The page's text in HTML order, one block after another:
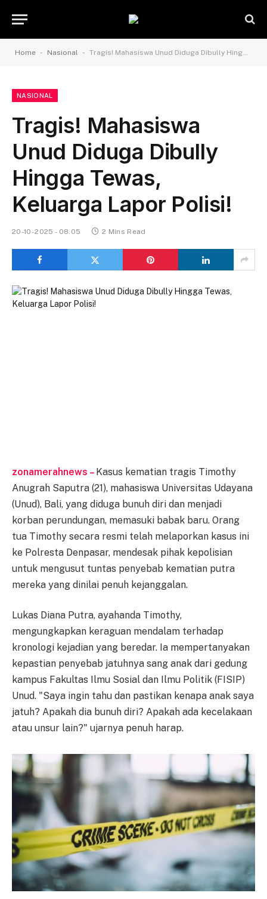
Home - Nasional - Tragis! Mahasiswa Unud Diduga Dibully Hingga Tewas, Keluarga Lapor Polisi!
NASIONAL
Tragis! Mahasiswa
Unud Diduga Dibully
Hingga Tewas,
Keluarga Lapor Polisi!
20-10-2025 - 08.05 2 Mins Read
zonamerahnews – Kasus kematian tragis Timothy
Anugrah Saputra (21), mahasiswa Universitas Udayana
(Unud), Bali, yang diduga bunuh diri dan menjadi
korban perundungan, memasuki babak baru. Orang
tua Timothy secara resmi telah melaporkan kasus ini
ke Polresta Denpasar, mendesak pihak kepolisian
untuk mengusut tuntas penyebab kematian putra
mereka yang dinilai penuh kejanggalan.
Lukas Diana Putra, ayahanda Timothy,
mengungkapkan keraguan mendalam terhadap
kronologi kejadian yang beredar. Ia mempertanyakan
kepastian penyebab jatuhnya sang anak dari gedung
kampus Fakultas Ilmu Sosial dan Ilmu Politik (FISIP)
Unud. "Saya ingin tahu dan pastikan kenapa anak saya
jatuh? Apakah dia bunuh diri? Apakah ada kecelakaan
atau unsur lain?" ujarnya penuh harap.